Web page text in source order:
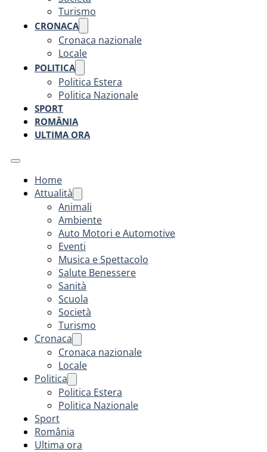
Turismo
CRONACA
Cronaca nazionale
Locale
POLITICA
Politica Estera
Politica Nazionale
SPORT
ROMÂNIA
ULTIMA ORA
Home
Attualità
Animali
Ambiente
Auto Motori e Automotive
Eventi
Musica e Spettacolo
Salute Benessere
Sanità
Scuola
Società
Turismo
Cronaca
Cronaca nazionale
Locale
Politica
Politica Estera
Politica Nazionale
Sport
România
Ultima ora